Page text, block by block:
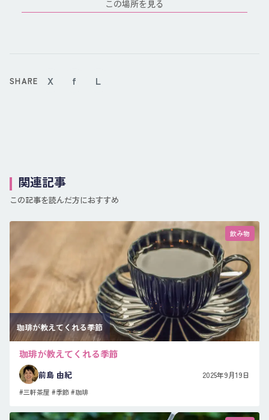
この場所を見る
SHARE X f L
関連記事
この記事を読んだ方におすすめ
飲み物
珈琲が教えてくれる季節
珈琲が教えてくれる季節
前島 由紀 2025年9月19日
#三軒茶屋 #季節#珈琲